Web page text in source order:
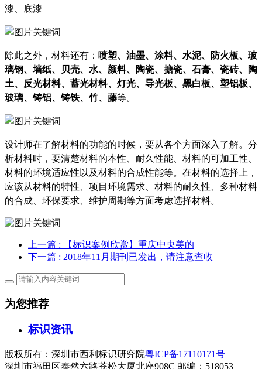
漆、底漆
除此之外，材料还有： 喷塑、油墨、涂料、水泥、防火板、玻
璃钢、墙纸、贝壳、水、颜料、陶瓷、搪瓷、石膏、瓷砖、陶
土、反光材料、蓄光材料、灯光、导光板、黑白板、塑铝板、
玻璃、铸铝、铸铁、竹、藤等。
设计师在了解材料的功能的时候，要从各个方面深入了解。分
析材料时，要清楚材料的本性、耐久性能、材料的可加工性、
材料的环境适应性以及材料的合成性能等。在材料的选择上，
应该从材料的特性、项目环境需求、材料的耐久性、多种材料
的合成、环保要求、维护周期等方面考虑选择材料。
上一篇 : 【标识案例欣赏】重庆中央美的
下一篇 : 2018年11月期刊已发出，请注意查收
为您推荐
标识资讯
版权所有：深圳市西利标识研究院粤ICP备17110171号
深圳市福田区泰然六路苍松大厦北座908C 邮编：518053